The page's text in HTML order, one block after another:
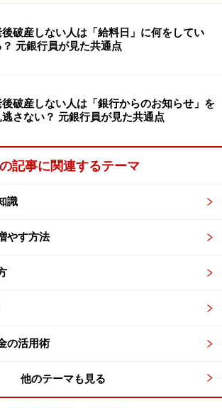
は、実際の預入期間にかかわらずその
金金利が付与されることになります。
らし合わせて、中途解約金利を計算し
金利未満になってしまった場合は、普
されることになっているからです。
しても普通預金金利との差は1年以内
万円預けたとしても50円。2年～5年だ
預金への預け替え以外は、普通預金あ
行の通常貯金を利用したほうがメリッ
になるのです。
金や通常貯金に入れておく場合は、知
のものです。最新の内容をご確認くださ
的な情報提供を目的としており、特定の金融
奨するものではありません。
する最終的なご判断はご自身の責任において
後破産しない人は「給料日」に何をしてい
？ 元銀行員が見た共通点
後破産しない人は「銀行からのお知らせ」を
逃さない？ 元銀行員が見た共通点
記事に関連するテーマ
識
やす方法
の活用術
他のテーマも見る